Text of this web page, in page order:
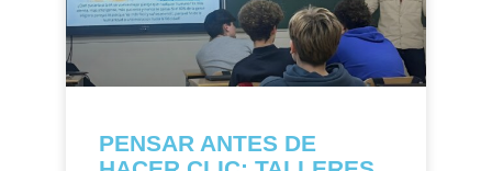
PENSAR ANTES DE